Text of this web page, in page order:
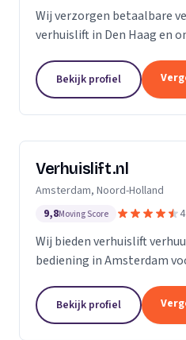
Wij verzorgen betaalbare
verhuislift in Den Haag en
Bekijk profiel
Verhuislift.nl
Amsterdam, Noord-Holland
9,8Moving Score
Wij bieden verhuislift
bediening in Amsterdam
Bekijk profiel